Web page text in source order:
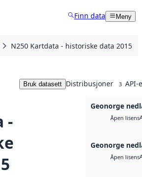
Finn data Meny
N250 Kartdata - historiske data 2015
-
Bruk datasett Distribusjoner 3 API-
Geonorge
Åpen lisens
Geonorge
Åpen lisens